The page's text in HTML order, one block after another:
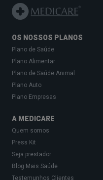
OS NOSSOS PLANOS
Plano de Saúde
Plano Alimentar
Plano de Saúde Animal
Plano Auto
Plano Empresas
A MEDICARE
Quem somos
Press Kit
Seja prestador
Blog Mais Saúde
Testemunhos Clientes